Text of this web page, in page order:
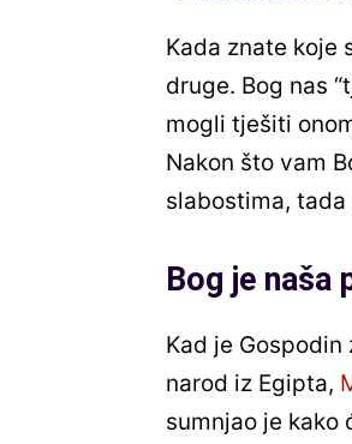
Kada znate koje
druge. Bog nas
mogli tješiti
Nakon što vam
slabostima,
Bog je naša
Kad je
narod iz Egipta,
sumnjao je kako